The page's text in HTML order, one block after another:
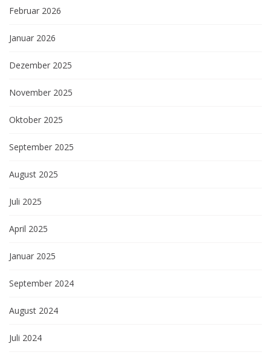
Februar 2026
Januar 2026
Dezember 2025
November 2025
Oktober 2025
September 2025
August 2025
Juli 2025
April 2025
Januar 2025
September 2024
August 2024
Juli 2024